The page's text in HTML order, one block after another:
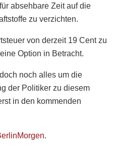
absehbare Zeit auf die
zu verzichten.
von derzeit 19 Cent zu
Option in Betracht.
noch alles um die
der Politiker zu diesem
in den kommenden
.